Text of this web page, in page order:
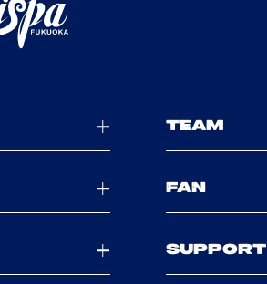
TEAM
FAN
SUPPORT